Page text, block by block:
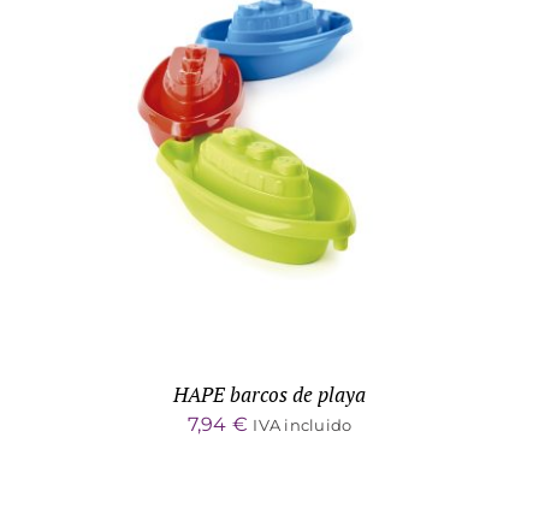
ADD TO CART
HAPE barcos de playa
7,94 € IVA incluido